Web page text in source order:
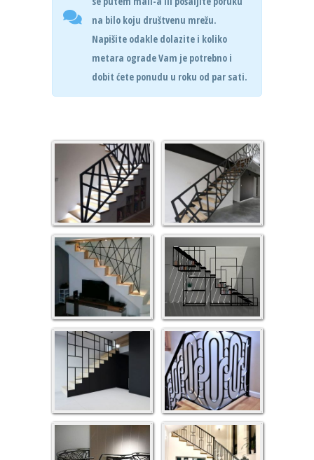
na bilo koju društvenu mrežu.
Napišite odakle dolazite i koliko
metara ograde Vam je potrebno i
dobit ćete ponudu u roku od par sati.